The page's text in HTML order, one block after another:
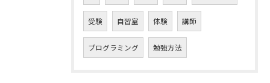
受験 自習室 体験 講師
プログラミング 勉強方法